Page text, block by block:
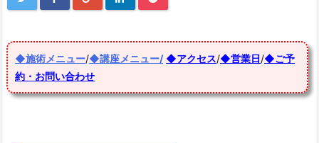
◆施術メニュー/◆講座メニュー/ ◆アクセス/◆営業日/◆ご予
約・お問い合わせ